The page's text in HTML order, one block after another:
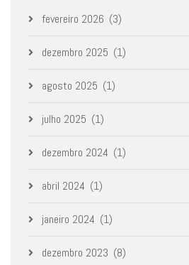
fevereiro 2026 (3)
dezembro 2025 (1)
agosto 2025 (1)
julho 2025 (1)
dezembro 2024 (1)
abril 2024 (1)
janeiro 2024 (1)
dezembro 2023 (8)